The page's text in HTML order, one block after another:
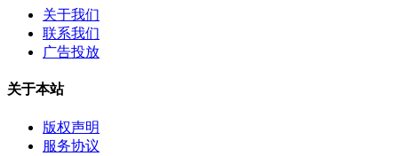
关于我们
联系我们
广告投放
关于本站
版权声明
服务协议